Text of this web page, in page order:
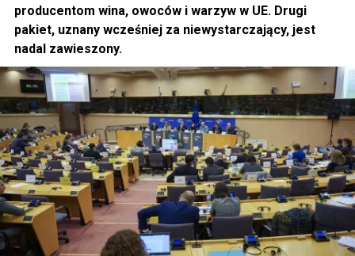
producentom wina, owoców i warzyw w UE. Drugi
pakiet, uznany wcześniej za niewystarczający, jest
nadal zawieszony.